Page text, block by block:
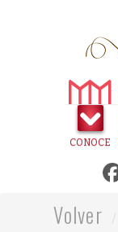
CONOCE
Volver